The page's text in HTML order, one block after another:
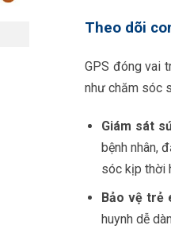
Theo dõi
GPS đóng vai
như chăm sóc
Giám sát
bệnh nhân,
sóc kịp thời
Bảo vệ trẻ
huynh dễ